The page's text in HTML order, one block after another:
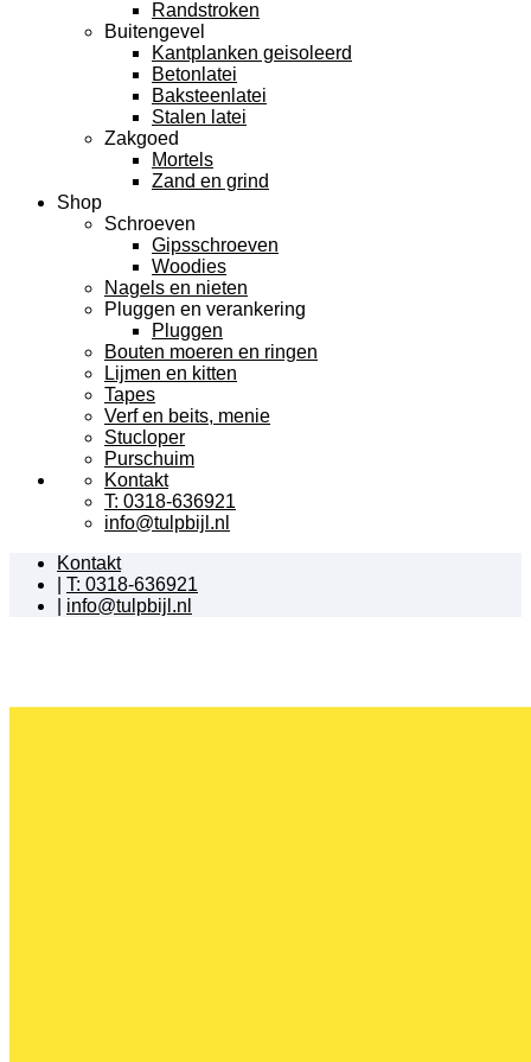
Randstroken
Buitengevel
Kantplanken geisoleerd
Betonlatei
Baksteenlatei
Stalen latei
Zakgoed
Mortels
Zand en grind
Shop
Schroeven
Gipsschroeven
Woodies
Nagels en nieten
Pluggen en verankering
Pluggen
Bouten moeren en ringen
Lijmen en kitten
Tapes
Verf en beits, menie
Stucloper
Purschuim
Kontakt
T: 0318-636921
info@tulpbijl.nl
Kontakt
T: 0318-636921
info@tulpbijl.nl